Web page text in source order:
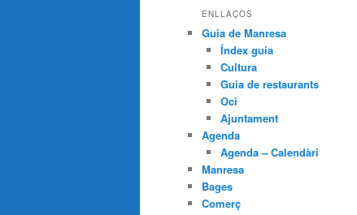
ENLLAÇOS
Guia de Manresa
Índex guia
Cultura
Guia de restaurants
Oci
Ajuntament
Agenda
Agenda – Calendàri
Manresa
Bages
Comerç